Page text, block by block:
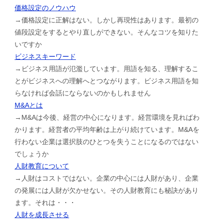
価格設定のノウハウ
→価格設定に正解はない。しかし再現性はあります。最初の
値段設定をするとやり直しができない。そんなコツを知りた
いですか
ビジネスキーワード
→ビジネス用語が氾濫しています。用語を知る、理解するこ
とがビジネスへの理解へとつながります。ビジネス用語を知
らなければ会話にならないのかもしれません
M&Aとは
→M&Aは今後、経営の中心になります。経営環境を見ればわ
かります。経営者の平均年齢は上がり続けています。M&Aを
行わない企業は選択肢のひとつを失うことになるのではない
でしょうか
人財教育について
→人財はコストではない。企業の中心には人財があり、企業
の発展には人財が欠かせない。その人財教育にも秘訣があり
ます。それは・・・
人財を成長させる